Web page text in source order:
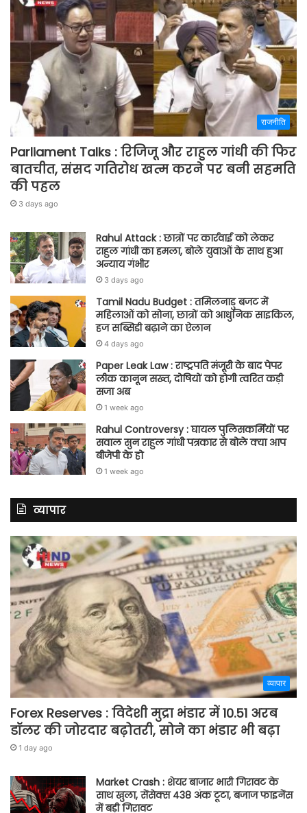
राजनीति
Parliament Talks : रिजिजू और राहुल गांधी की फिर
बातचीत, संसद गतिरोध खत्म करने पर बनी सहमति
की पहल
3 days ago
Rahul Attack : छात्रों पर कार्रवाई को लेकर
राहुल गांधी का हमला, बोले युवाओं के साथ हुआ
अन्याय गंभीर
3 days ago
Tamil Nadu Budget : तमिलनाडु बजट में
महिलाओं को सोना, छात्रों को आधुनिक साइकिल,
हज सब्सिडी बढ़ाने का ऐलान
4 days ago
Paper Leak Law : राष्ट्रपति मंजूरी के बाद पेपर
लीक कानून सख्त, दोषियों को होगी त्वरित कड़ी
सजा अब
1 week ago
Rahul Controversy : घायल पुलिसकर्मियों पर
सवाल सुन राहुल गांधी पत्रकार से बोले क्या आप
बीजेपी के हो
1 week ago
व्यापार
व्यापार
Forex Reserves : विदेशी मुद्रा भंडार में 10.51 अरब
डॉलर की जोरदार बढ़ोतरी, सोने का भंडार भी बढ़ा
1 day ago
Market Crash : शेयर बाजार भारी गिरावट के
साथ खुला, सेंसेक्स 438 अंक टूटा, बजाज फाइनेंस
में बड़ी गिरावट